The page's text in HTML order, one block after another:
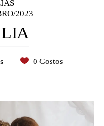
2023
0 Gostos